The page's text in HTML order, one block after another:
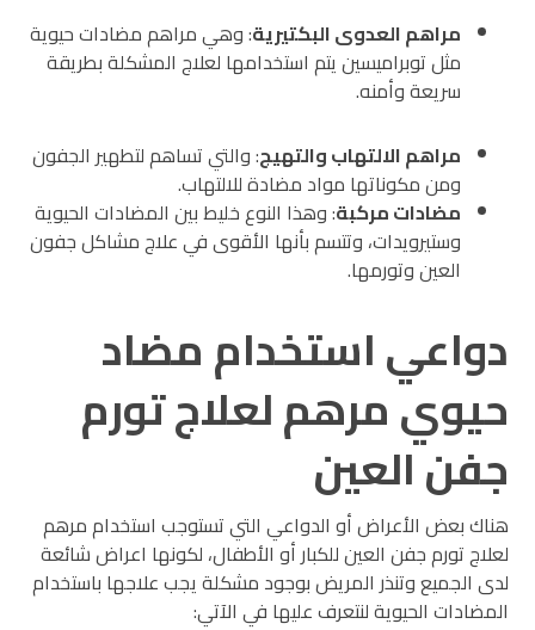
مراهم العدوى البكتيرية: وهي مراهم مضادات حيوية
مثل توبراميسين يتم استخدامها لعلاج المشكلة بطريقة
سريعة وأمنه.
مراهم الالتهاب والتهيج: والتي تساهم لتطهير الجفون
ومن مكوناتها مواد مضادة للالتهاب.
مضادات مركبة: وهذا النوع خليط بين المضادات الحيوية
وستيرويدات، وتتسم بأنها الأقوى في علاج مشاكل جفون
العين وتورمها.
دواعي استخدام مضاد
حيوي مرهم لعلاج تورم
جفن العين
هناك بعض الأعراض أو الدواعي التي تستوجب استخدام مرهم
لعلاج تورم جفن العين للكبار أو الأطفال، لكونها اعراض شائعة
لدى الجميع وتنذر المريض بوجود مشكلة يجب علاجها باستخدام
المضادات الحيوية لنتعرف عليها في الآتي: